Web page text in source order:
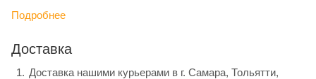
Подробнее
Доставка
Доставка нашими курьерами в г. Самара, Тольятти,